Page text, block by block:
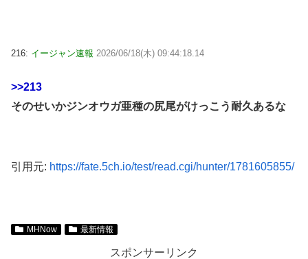
216: イージャン速報 2026/06/18(木) 09:44:18.14
>>213
そのせいかジンオウガ亜種の尻尾がけっこう耐久あるな
引用元: https://fate.5ch.io/test/read.cgi/hunter/1781605855/
MHNow 最新情報
スポンサーリンク